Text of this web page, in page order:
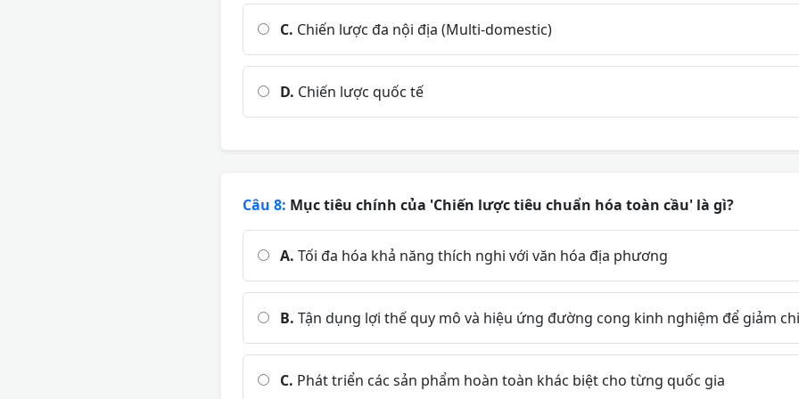
C. Chiến lược đa nội địa (Multi-domestic)
D. Chiến lược quốc tế
Câu 8: Mục tiêu chính của 'Chiến lược tiêu chuẩn hóa toàn cầu' là gì?
A. Tối đa hóa khả năng thích nghi với văn hóa địa phương
B. Tận dụng lợi thế quy mô và hiệu ứng đường cong kinh nghiệm để giảm
C. Phát triển các sản phẩm hoàn toàn khác biệt cho từng quốc gia